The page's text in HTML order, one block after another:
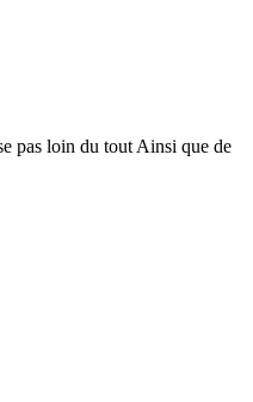
pas loin du tout Ainsi que de